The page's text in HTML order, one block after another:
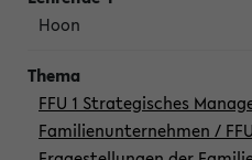
Hoon
FFU 1 Strategisches
Familienunternehmen /